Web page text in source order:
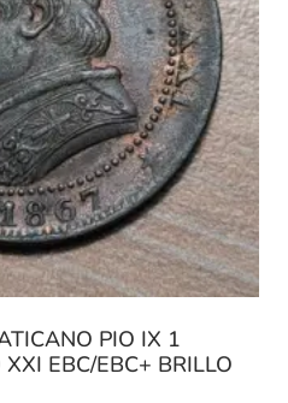
PIO IX 1
EBC/EBC+ BRILLO